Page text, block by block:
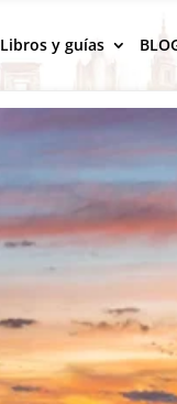
Libros y guías